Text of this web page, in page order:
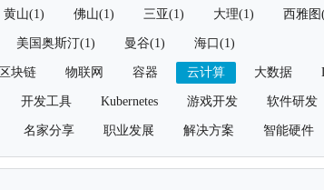
黄山(1) 佛山(1) 三亚(1) 大理(1) 西雅图
美国奥斯汀(1) 曼谷(1) 海口(1)
区块链 物联网 容器 云计算 大数据
开发工具 Kubernetes 游戏开发 软件研发
名家分享 职业发展 解决方案 智能硬件